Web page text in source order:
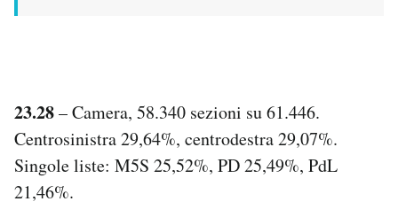
23.28– Camera, 58.340 sezioni su 61.446.
Centrosinistra 29,64%, centrodestra 29,07%.
Singole liste: M5S 25,52%, PD 25,49%, PdL
21,46%.